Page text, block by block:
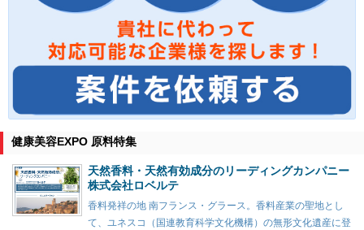
健康美容EXPO 原料特集
天然香料・天然有効成分のリーディングカンパニー
株式会社ロベルテ
香料発祥の地 南フランス・グラース。香料産業の聖地とし
て、ユネスコ（国連教育科学文化機構）の無形文化遺産に登